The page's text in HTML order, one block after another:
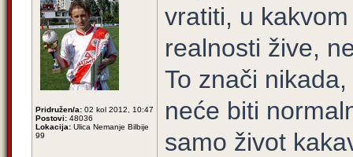
Pridružen/a: 02 kol 2012, 10:47
Postovi: 48036
Lokacija: Ulica Nemanje Bilbije
99
vratiti, u
realnosti žive,
To znači
neće biti
samo život